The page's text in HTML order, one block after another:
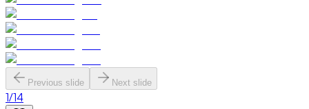
Previous slide Next slide
1/14